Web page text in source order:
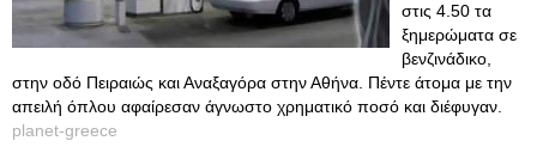
στις 4.50 τα
ξημερώματα σε
βενζινάδικο,
στην οδό Πειραιώς και Αναξαγόρα στην Αθήνα. Πέντε άτομα με την
απειλή όπλου αφαίρεσαν άγνωστο χρηματικό ποσό και διέφυγαν.
planet-greece